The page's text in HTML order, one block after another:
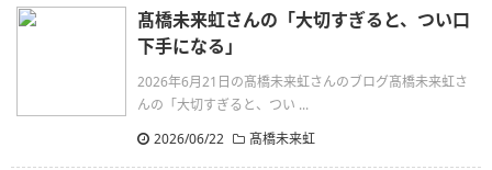
髙橋未来虹さんの「大切すぎると、つい口
下手になる」
2026年6月21日の髙橋未来虹さんのブログ髙橋未来虹さ
んの「大切すぎると、つい ...
2026/06/22
髙橋未来虹